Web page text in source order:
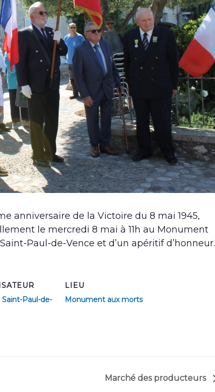
anniversaire de la Victoire du 8 mai 1945,
le mercredi 8 mai à 11h au Monument
Paul-de-Vence et d’un apéritif d’honneur.
Saint-Paul-de-
LIEU
Monument aux morts
Marché des producteurs